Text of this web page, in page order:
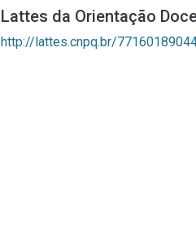
Lattes da Orientação
http://lattes.cnpq.br/